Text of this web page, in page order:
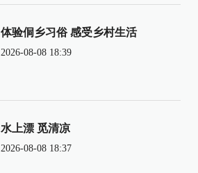
体验侗乡习俗 感受乡村生活
2026-08-08 18:39
水上漂 觅清凉
2026-08-08 18:37